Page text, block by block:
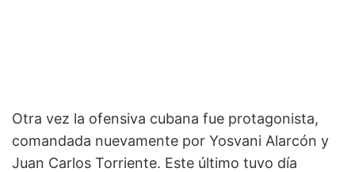
Otra vez la ofensiva cubana fue protagonista,
comandada nuevamente por Yosvani Alarcón y
Juan Carlos Torriente. Este último tuvo día